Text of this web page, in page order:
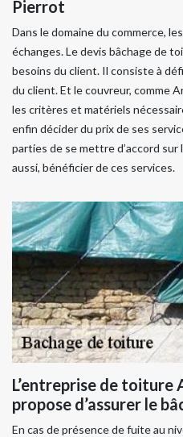
Pierrot
Dans le domaine du commerce,
échanges. Le devis bâchage de
besoins du client. Il consiste à
du client. Et le couvreur, comme
les critères et matériels
enfin décider du prix de ses
parties de se mettre d’accord sur
aussi, bénéficier de ces services.
L’entreprise de toiture
propose d’assurer le
En cas de présence de fuite au